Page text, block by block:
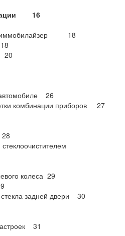
16
и иммобилайзер 18
20
26
комбинации приборов 27
колеса 29
задней двери 30
31